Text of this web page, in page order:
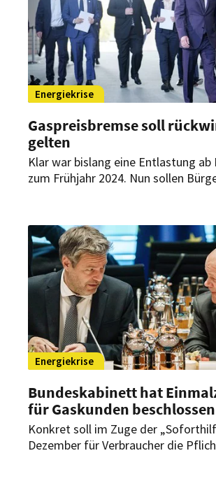
Energiekrise
Gaspreisbremse soll
gelten
Klar war bislang eine Entlastung ab
zum Frühjahr 2024. Nun sollen
Februar 2023 entlastet werden.
Energiekrise
Bundeskabinett hat
für Gaskunden beschlossen
Konkret soll im Zuge der
Dezember für Verbraucher die